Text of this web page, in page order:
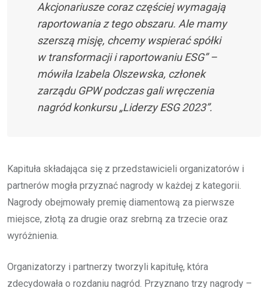
Akcjonariusze coraz częściej wymagają
raportowania z tego obszaru. Ale mamy
szerszą misję, chcemy wspierać spółki
w transformacji i raportowaniu ESG” –
mówiła Izabela Olszewska, członek
zarządu GPW podczas gali wręczenia
nagród konkursu „Liderzy ESG 2023”.
Kapituła składająca się z przedstawicieli organizatorów i
partnerów mogła przyznać nagrody w każdej z kategorii.
Nagrody obejmowały premię diamentową za pierwsze
miejsce, złotą za drugie oraz srebrną za trzecie oraz
wyróżnienia.
Organizatorzy i partnerzy tworzyli kapitułę, która
zdecydowała o rozdaniu nagród. Przyznano trzy nagrody –